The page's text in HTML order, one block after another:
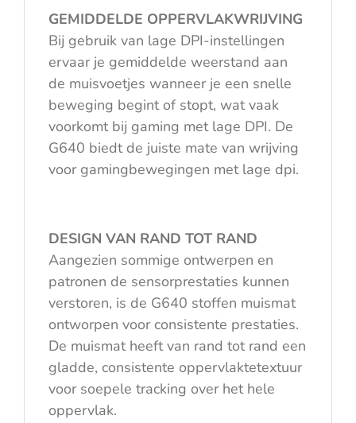
GEMIDDELDE OPPERVLAKWRIJVING
Bij gebruik van lage DPI-instellingen
ervaar je gemiddelde weerstand aan
de muisvoetjes wanneer je een snelle
beweging begint of stopt, wat vaak
voorkomt bij gaming met lage DPI. De
G640 biedt de juiste mate van wrijving
voor gamingbewegingen met lage dpi.
DESIGN VAN RAND TOT RAND
Aangezien sommige ontwerpen en
patronen de sensorprestaties kunnen
verstoren, is de G640 stoffen muismat
ontworpen voor consistente prestaties.
De muismat heeft van rand tot rand een
gladde, consistente oppervlaktetextuur
voor soepele tracking over het hele
oppervlak.